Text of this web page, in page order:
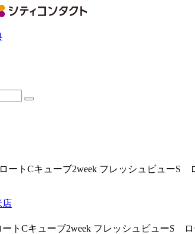
ロートCキューブ2week フレッシュビュー
店
ートCキューブ2week フレッシュビューS